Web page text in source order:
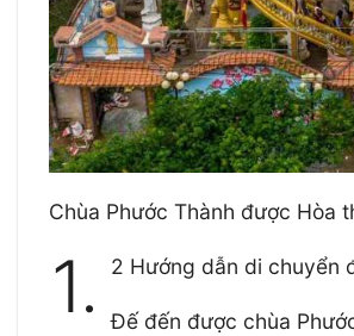
Chùa Phước Thành được Hòa
1. 2 Hướng dẫn di chuyển
Đế đến được chùa